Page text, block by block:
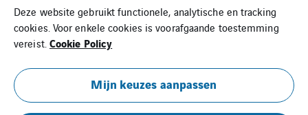
Privacy Statement
Algemene Inkoopvoorwaarden
Leveringsvoorwaarden
Deze website gebruikt functionele, analytische en tracking
cookies. Voor enkele cookies is voorafgaande toestemming
vereist. Cookie Policy
Mijn keuzes aanpassen